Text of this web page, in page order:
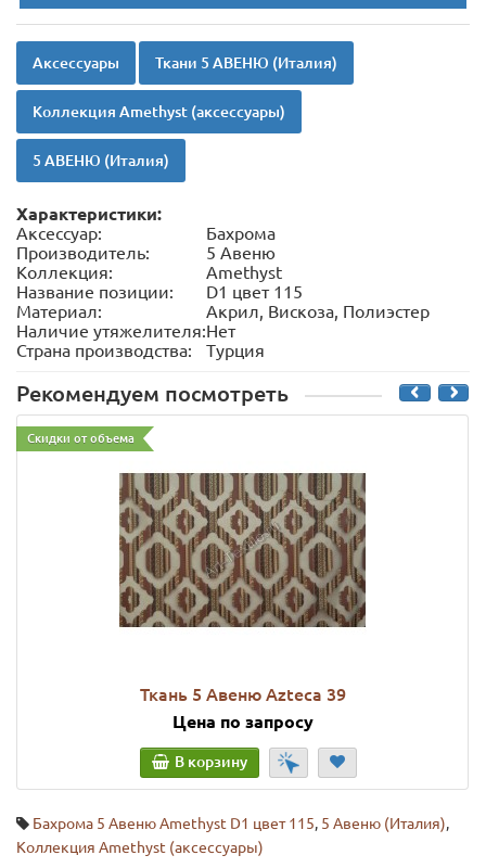
Аксессуары Ткани 5 АВЕНЮ (Италия)
Коллекция Amethyst (аксессуары)
5 АВЕНЮ (Италия)
Характеристики:
Аксессуар:
Бахрома
Производитель:
5 Авеню
Коллекция:
Amethyst
Название позиции:
D1 цвет 115
Материал:
Акрил, Вискоза, Полиэстер
Наличие утяжелителя:Нет
Страна производства:
Турция
Рекомендуем посмотреть
Скидки от объема
Ткань 5 Авеню Azteca 39
Цена по запросу
В корзину
Бахрома 5 Авеню Amethyst D1 цвет 115, 5 Авеню (Италия),
Коллекция Amethyst (аксессуары)